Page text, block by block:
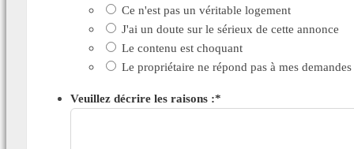
Ce n'est pas un véritable logement
J'ai un doute sur le sérieux de cette annonce
Le contenu est choquant
Le propriétaire ne répond pas à mes demandes
Veuillez décrire les raisons :*